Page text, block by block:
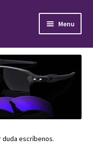
Menu
child
menu
Expand
menu
duda escríbenos.